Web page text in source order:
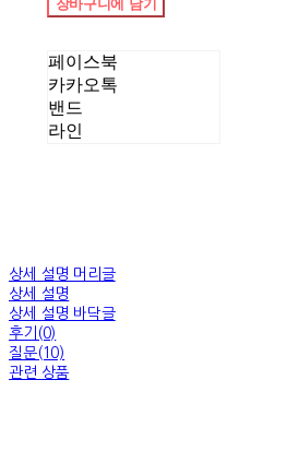
장바구니에 담기
페이스북
카카오톡
밴드
라인
상세 설명 머리글
상세 설명
상세 설명 바닥글
후기(0)
질문(10)
관련 상품